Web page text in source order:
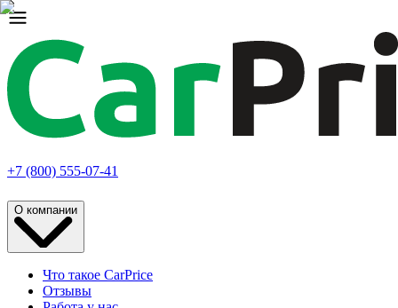
+7 (800) 555-07-41
О компании
Что такое CarPrice
Отзывы